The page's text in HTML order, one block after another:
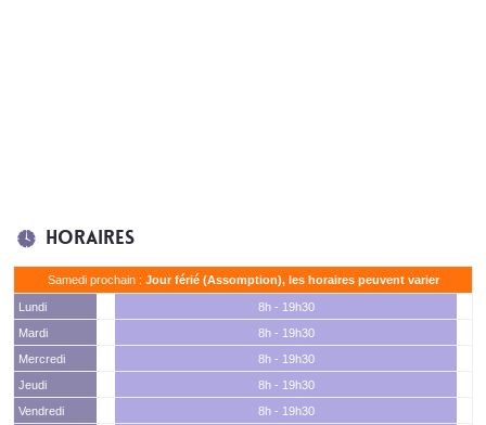
Horaires
Samedi prochain : Jour férié (Assomption), les horaires peuvent varier
Lundi
8h - 19h30
Mardi
8h - 19h30
Mercredi
8h - 19h30
Jeudi
8h - 19h30
Vendredi
8h - 19h30